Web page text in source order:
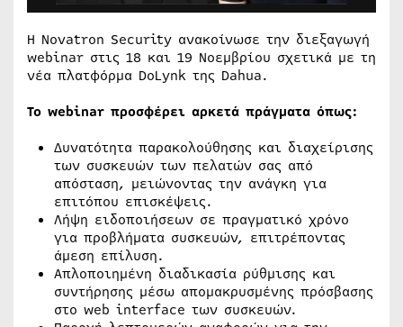
Η Novatron Security ανακοίνωσε την διεξαγωγή
webinar στις 18 και 19 Νοεμβρίου σχετικά με τη
νέα πλατφόρμα DoLynk της Dahua.
Το webinar προσφέρει αρκετά πράγματα όπως:
Δυνατότητα παρακολούθησης και διαχείρισης
των συσκευών των πελατών σας από
απόσταση, μειώνοντας την ανάγκη για
επιτόπου επισκέψεις.
Λήψη ειδοποιήσεων σε πραγματικό χρόνο
για προβλήματα συσκευών, επιτρέποντας
άμεση επίλυση.
Απλοποιημένη διαδικασία ρύθμισης και
συντήρησης μέσω απομακρυσμένης πρόσβασης
στο web interface των συσκευών.